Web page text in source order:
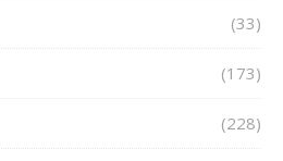
(33)
(173)
(228)